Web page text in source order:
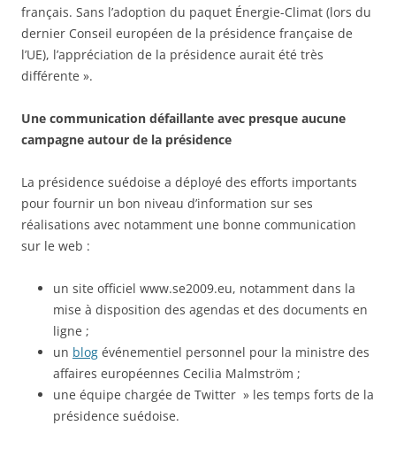
français. Sans l’adoption du paquet Énergie-Climat (lors du
dernier Conseil européen de la présidence française de
l’UE), l’appréciation de la présidence aurait été très
différente ».
Une communication défaillante avec presque aucune
campagne autour de la présidence
La présidence suédoise a déployé des efforts importants
pour fournir un bon niveau d’information sur ses
réalisations avec notamment une bonne communication
sur le web :
un site officiel www.se2009.eu, notamment dans la
mise à disposition des agendas et des documents en
ligne ;
un blog événementiel personnel pour la ministre des
affaires européennes Cecilia Malmström ;
une équipe chargée de Twitter » les temps forts de la
présidence suédoise.